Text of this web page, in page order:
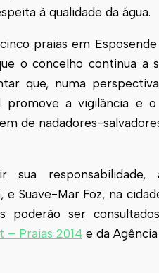
à qualidade da água.
praias em
o concelho continua
que, numa
promove a vigilância e
de nadadores-
sua
Suave-Mar Foz, na
poderão ser
– Praias 2014 e da